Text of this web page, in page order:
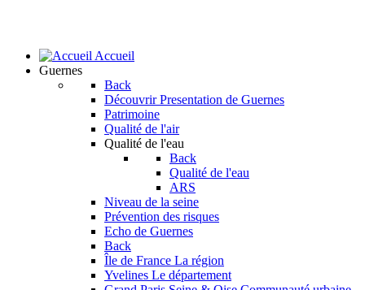
Accueil
Guernes
Back
Découvrir Presentation de Guernes
Patrimoine
Qualité de l'air
Qualité de l'eau
Back
Qualité de l'eau
ARS
Niveau de la seine
Prévention des risques
Echo de Guernes
Back
Île de France La région
Yvelines Le département